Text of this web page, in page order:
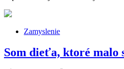
Zamyslenie
Som dieťa, ktoré malo